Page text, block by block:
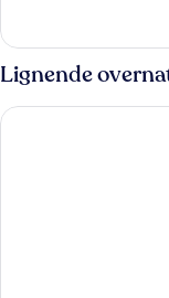
værelse
-
fælles
badeværelse
Lignende
CABINN Odense